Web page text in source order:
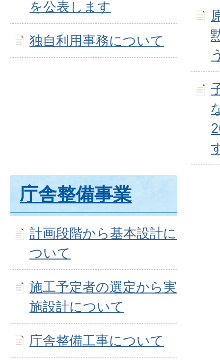
を公表します
独自利用事務について
庁舎整備事業
計画段階から基本設計に
ついて
施工予定者の選定から実
施設計について
庁舎整備工事について